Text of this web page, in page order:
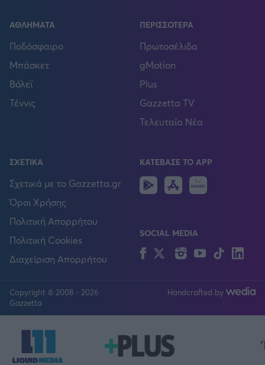
ΑΘΛΗΜΑΤΑ
Ποδόσφαιρο
Μπάσκετ
Βόλεϊ
Τέννις
ΠΕΡΙΣΣΟΤΕΡΑ
Πρωτοσέλιδα
gMotion
Plus
Gazzetta TV
Τελευταία Νέα
ΣΧΕΤΙΚΑ
Σχετικά με το Gazzetta.gr
Όροι Χρήσης
Πολιτική Απορρήτου
Πολιτική Cookies
Διαχείριση Απορρήτου
ΚΑΤΕΒΑΣΕ ΤΟ APP
Android
IOS
SOCIAL MEDIA
FacebookTwitterInstagram
YouTubeTikTok
Copyright © 2008 - 2026
Gazzetta
Handcrafted by